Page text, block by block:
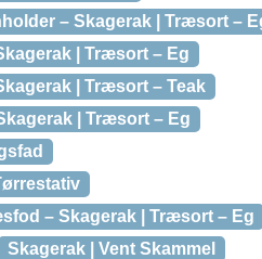
– Skagerak | Træsort –
| Træsort – Eg
| Træsort – Teak
| Træsort – Eg
– Skagerak | Træsort – Eg
Skagerak | Vent Skammel